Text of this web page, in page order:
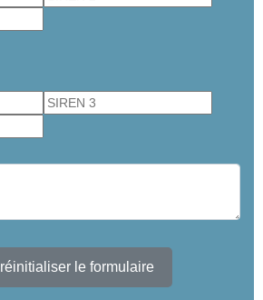
réinitialiser le formulaire